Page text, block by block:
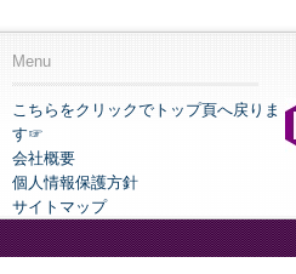
Menu
こちらをクリックでトップ頁へ戻りま
す☞
会社概要
個人情報保護方針
サイトマップ